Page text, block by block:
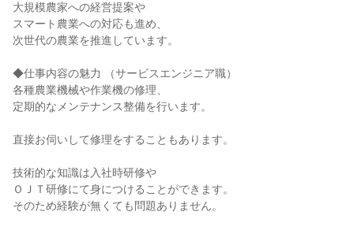
大規模農家への経営提案や
スマート農業への対応も進め、
次世代の農業を推進しています。
◆仕事内容の魅力 （サービスエンジニア職）
各種農業機械や作業機の修理、
定期的なメンテナンス整備を行います。
直接お伺いして修理をすることもあります。
技術的な知識は入社時研修や
ＯＪＴ研修にて身につけることができます。
そのため経験が無くても問題ありません。